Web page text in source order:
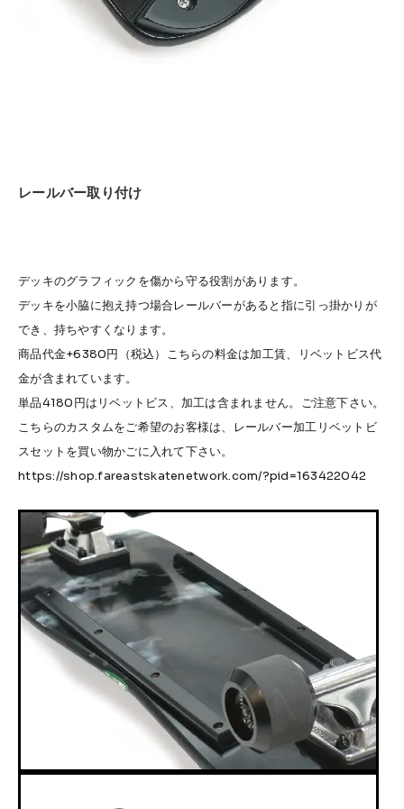
レールバー取り付け
デッキのグラフィックを傷から守る役割があります。
デッキを小脇に抱え持つ場合レールバーがあると指に引っ掛かりが
でき、持ちやすくなります。
商品代金+6380円（税込）こちらの料金は加工賃、リベットビス代
金が含まれています。
単品4180円はリベットビス、加工は含まれません。ご注意下さい。
こちらのカスタムをご希望のお客様は、レールバー加工リベットビ
スセットを買い物かごに入れて下さい。
https://shop.fareastskatenetwork.com/?pid=163422042